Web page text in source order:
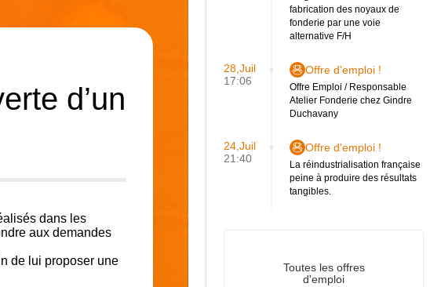
d’un
dans les
aux demandes
de lui proposer une
fabrication des noyaux de
fonderie par une voie
alternative F/H
28,Juil
17:06
Offre d'emploi !
Offre Emploi / Responsable
Atelier Fonderie chez Gindre
Duchavany
24,Juil
21:40
Offre d'emploi !
La réindustrialisation française
peine à produire des résultats
tangibles.
Toutes les offres
d'emploi